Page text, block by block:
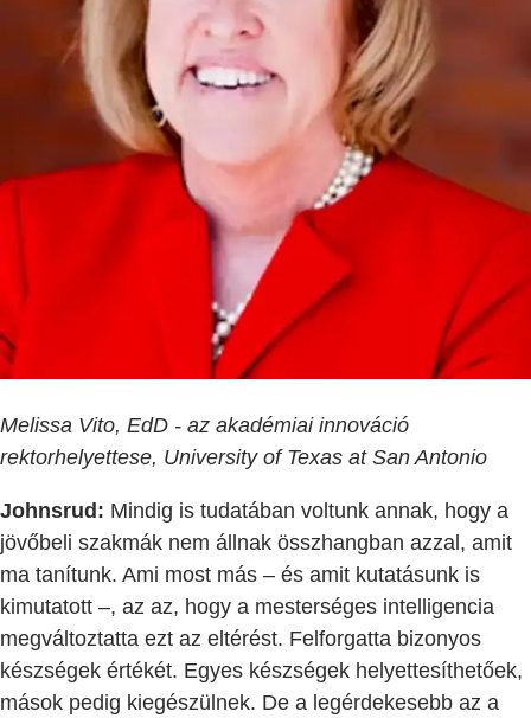
Melissa Vito, EdD - az akadémiai innováció
rektorhelyettese, University of Texas at San Antonio
Johnsrud: Mindig is tudatában voltunk annak, hogy a
jövőbeli szakmák nem állnak összhangban azzal, amit
ma tanítunk. Ami most más – és amit kutatásunk is
kimutatott –, az az, hogy a mesterséges intelligencia
megváltoztatta ezt az eltérést. Felforgatta bizonyos
készségek értékét. Egyes készségek helyettesíthetőek,
mások pedig kiegészülnek. De a legérdekesebb az a